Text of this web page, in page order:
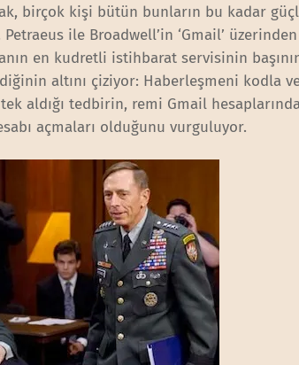
birçok kişi bütün bunların bu kadar
ile Broadwell’in ‘Gmail’ üzerinden
en kudretli istihbarat servisinin
altını çiziyor: Haberleşmeni kodla
aldığı tedbirin, remi Gmail
açmaları olduğunu vurguluyor.